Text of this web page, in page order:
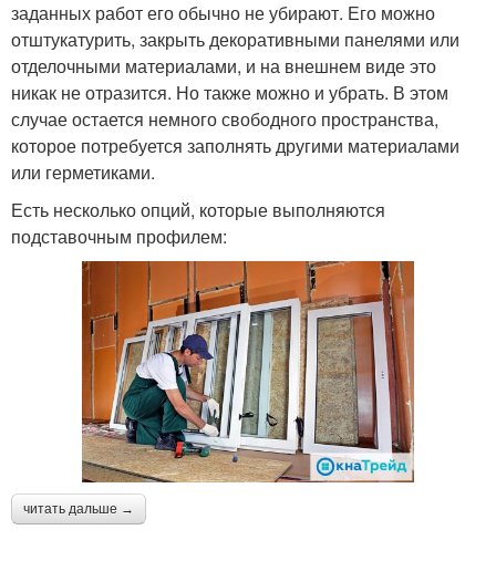
заданных работ его обычно не убирают. Его можно
отштукатурить, закрыть декоративными панелями или
отделочными материалами, и на внешнем виде это
никак не отразится. Но также можно и убрать. В этом
случае остается немного свободного пространства,
которое потребуется заполнять другими материалами
или герметиками.
Есть несколько опций, которые выполняются
подставочным профилем:
читать дальше →